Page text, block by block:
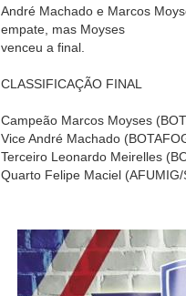
André Machado e Marcos
empate, mas Moyses
venceu a final.
CLASSIFICAÇÃO FINAL
Campeão Marcos Moyses
Vice André Machado
Terceiro Leonardo Meirelles
Quarto Felipe Maciel (AFUMIG/